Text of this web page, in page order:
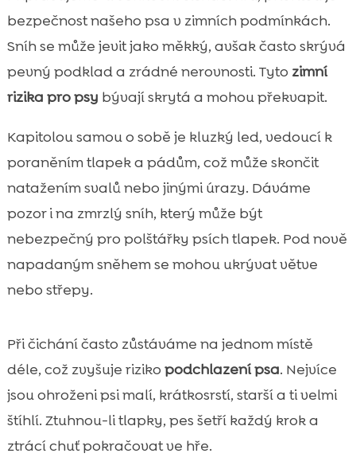
bezpečnost našeho psa v zimních podmínkách.
Sníh se může jevit jako měkký, avšak často skrývá
pevný podklad a zrádné nerovnosti. Tyto zimní
rizika pro psy bývají skrytá a mohou překvapit.
Kapitolou samou o sobě je kluzký led, vedoucí k
poraněním tlapek a pádům, což může skončit
natažením svalů nebo jinými úrazy. Dáváme
pozor i na zmrzlý sníh, který může být
nebezpečný pro polštářky psích tlapek. Pod nově
napadaným sněhem se mohou ukrývat větve
nebo střepy.
Při čichání často zůstáváme na jednom místě
déle, což zvyšuje riziko podchlazení psa. Nejvíce
jsou ohroženi psi malí, krátkosrstí, starší a ti velmi
štíhlí. Ztuhnou-li tlapky, pes šetří každý krok a
ztrácí chuť pokračovat ve hře.